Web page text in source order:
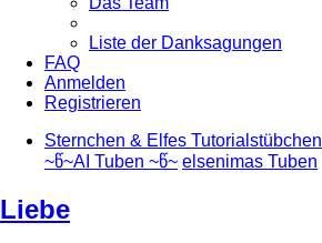
Liste der Danksagungen
FAQ
Anmelden
Registrieren
Sternchen & Elfes Tutorialstübchen
~წ~AI Tuben ~წ~ elsenimas Tuben
Liebe